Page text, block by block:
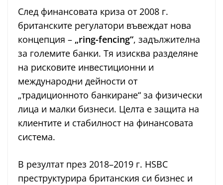
След финансовата криза от 2008 г.
британските регулатори въвеждат нова
концепция – „ring-fencing“, задължителна
за големите банки. Тя изисква разделяне
на рисковите инвестиционни и
международни дейности от
„традиционното банкиране“ за физически
лица и малки бизнеси. Целта е защита на
клиентите и стабилност на финансовата
система.
В резултат през 2018–2019 г. HSBC
преструктурира британския си бизнес и